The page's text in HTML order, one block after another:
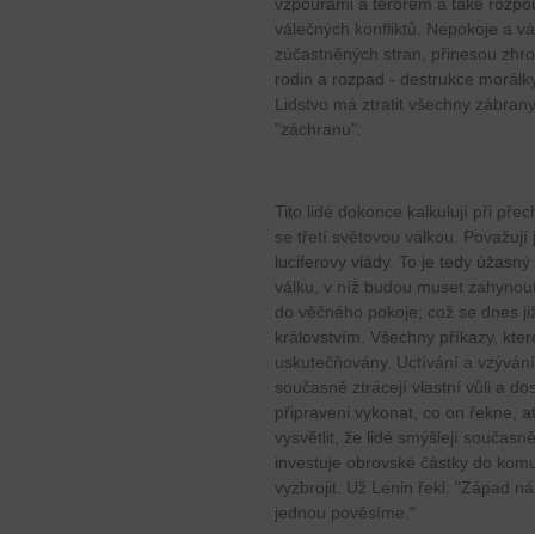
válečných konfliktů. Nepokoje a
zúčastněných stran, přinesou
rodin a rozpad - destrukce
Lidstvo má ztratit všechny
"záchranu":
Tito lidé dokonce kalkulují při
se třetí světovou válkou.
luciferovy vlády. To je tedy
válku, v níž budou muset
do věčného pokoje; což se dnes
královstvím. Všechny příkazy,
uskutečňovány. Uctívání a
současně ztrácejí vlastní vůli a
připraveni vykonat, co on řekne,
vysvětlit, že lidé smýšlejí
investuje obrovské částky do
vyzbrojit. Už Lenin řekl: "Západ
jednou pověsíme."